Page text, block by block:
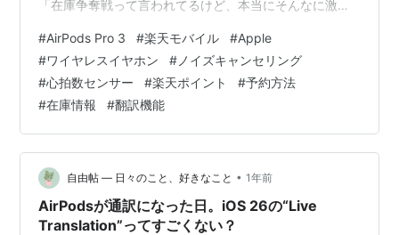
「在庫争奪戦って言われてるけど、本当にそんなに激戦
ださい✨ 実は、楽天モバイルでのAirPods Pro 3予約に
は、知らないと絶対に損する「裏ワザ」がたくさんある
んです！ この記事では、楽天モバイルでAirPods Pro 3を
確実にゲットするための全ての情報を、余すことなくお
伝えします🔥 📱 予約開始日時の詳細スケジュール…
#AirPods Pro 3 #楽天モバイル #Apple
#ワイヤレスイヤホン # ノイズキャンセリング
#心拍数センサー #楽天ポイント #予約方法
#在庫情報 #翻訳機能
自由帖 ― 日々のこと、好きなこと • 1年前
AirPodsが通訳になった日。iOS 26の“Live
Translation”ってすごくない？